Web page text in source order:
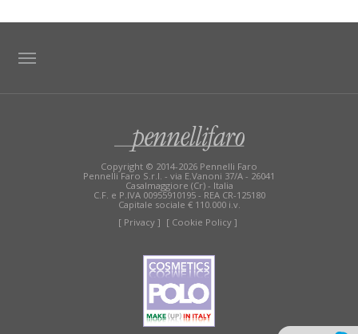
Copyright © 2014-2026 Pennelli Faro
Pennelli Faro S.r.l. - via E.Vanoni 37/A - 26041
Casalmaggiore (Cr) - Italia
C.F. e P.IVA 00955910195 - REA CR-125180
Capitale sociale € 110.000 i.v.
[ Privacy ] [ Cookie Policy ]